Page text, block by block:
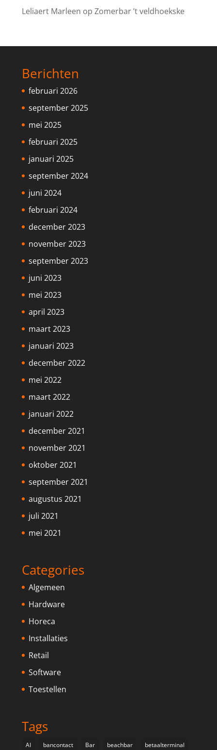
Leliaert Marleen op Zomerbar ’t veldhoekske
Berichten
februari 2026
september 2025
mei 2025
februari 2025
januari 2025
september 2024
juni 2024
februari 2024
december 2023
november 2023
september 2023
juni 2023
mei 2023
april 2023
maart 2023
januari 2023
december 2022
mei 2022
maart 2022
januari 2022
december 2021
november 2021
oktober 2021
september 2021
augustus 2021
juli 2021
mei 2021
Categories
Algemeen
Hardware
Horeca
Installaties
Retail
Software
Toestellen
Tags
AI bancontact Bar beachbar betaalterminal